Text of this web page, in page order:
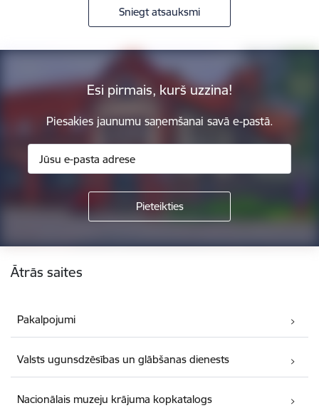
Sniegt atsauksmi
Esi pirmais, kurš uzzina!
Piesakies jaunumu saņemšanai savā e-pastā.
Ātrās saites
Pakalpojumi
Valsts ugunsdzēsības un glābšanas dienests
Nacionālais muzeju krājuma kopkatalogs